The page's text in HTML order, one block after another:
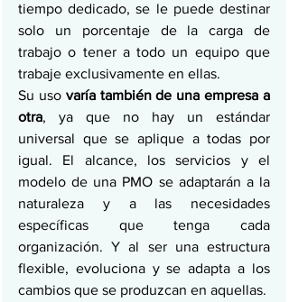
tiempo dedicado, se le puede destinar
solo un porcentaje de la carga de
trabajo o tener a todo un equipo que
trabaje exclusivamente en ellas.
Su uso varía también de una empresa a
otra, ya que no hay un estándar
universal que se aplique a todas por
igual. El alcance, los servicios y el
modelo de una PMO se adaptarán a la
naturaleza y a las necesidades
específicas que tenga cada
organización. Y al ser una estructura
flexible, evoluciona y se adapta a los
cambios que se produzcan en aquellas.